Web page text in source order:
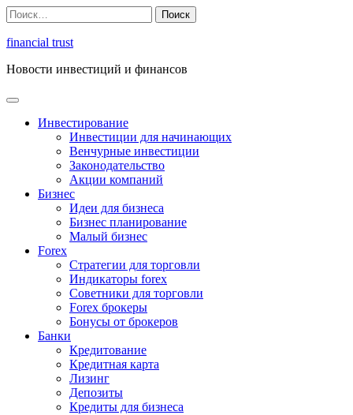
Перейти
к
содержимому
Найти:
financial trust
Новости инвестиций и финансов
Инвестирование
Инвестиции для начинающих
Венчурные инвестиции
Законодательство
Акции компаний
Бизнес
Идеи для бизнеса
Бизнес планирование
Малый бизнес
Forex
Стратегии для торговли
Индикаторы forex
Советники для торговли
Forex брокеры
Бонусы от брокеров
Банки
Кредитование
Кредитная карта
Лизинг
Депозиты
Кредиты для бизнеса